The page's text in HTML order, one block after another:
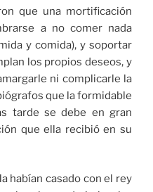
que una mortificación
a no comer nada
y comida), y soportar
los propios deseos, y
ni complicarle la
que la formidable
tarde se debe en gran
que ella recibió en su
habían casado con el rey